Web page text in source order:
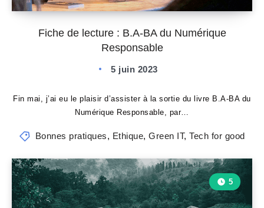
Fiche de lecture : B.A-BA du Numérique
Responsable
5 juin 2023
Fin mai, j’ai eu le plaisir d’assister à la sortie du livre B.A-BA du
Numérique Responsable, par…
Bonnes pratiques, Ethique,Green IT,Tech for good
5